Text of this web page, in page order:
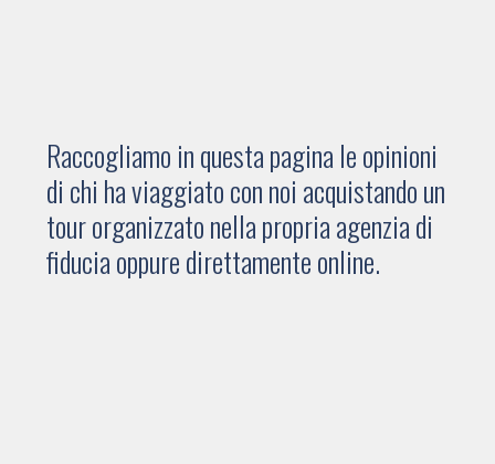
Raccogliamo in questa pagina le opinioni
di chi ha viaggiato con noi acquistando un
tour organizzato nella propria agenzia di
fiducia oppure direttamente online.